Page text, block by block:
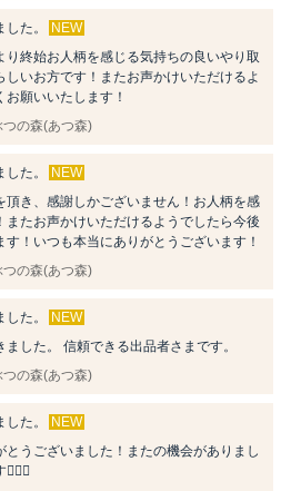
た。
NEW
り終始お人柄を感じる気持ちの良いやり取
しいお方です！またお声かけいただけるよ
願いいたします！
の森(あつ森)
た。
NEW
頂き、感謝しかございません！お人柄を感
またお声かけいただけるようでしたら今後
！いつも本当にありがとうございます！
の森(あつ森)
た。
NEW
した。 信頼できる出品者さまです。
の森(あつ森)
た。
NEW
とうございました！またの機会がありまし